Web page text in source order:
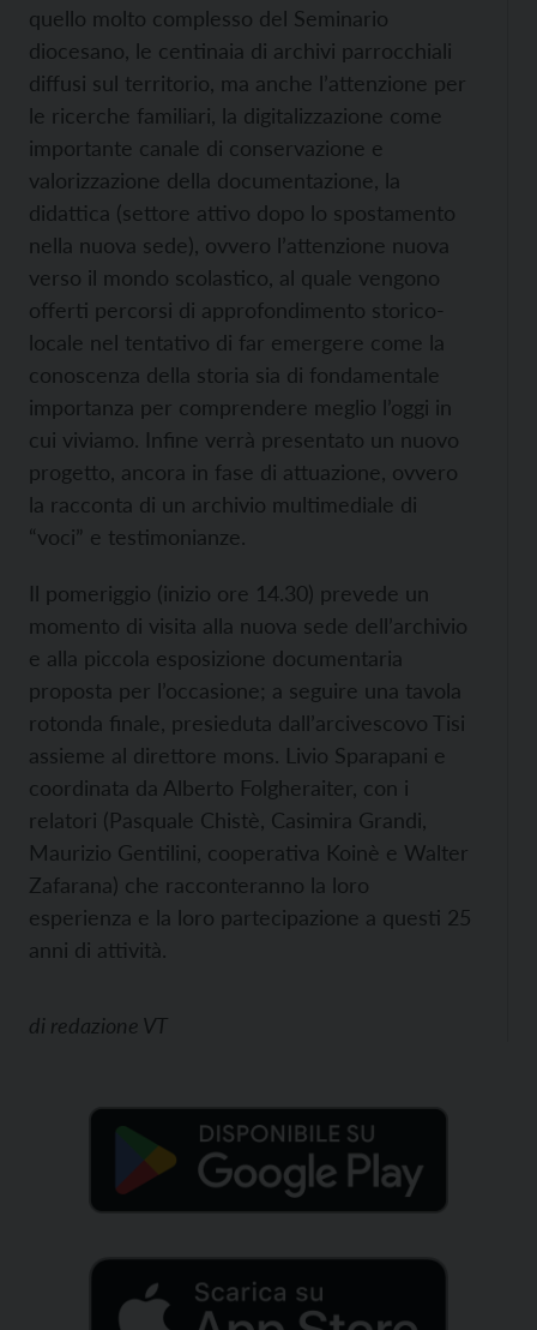
quello molto complesso del Seminario
diocesano, le centinaia di archivi parrocchiali
diffusi sul territorio, ma anche l’attenzione per
le ricerche familiari, la digitalizzazione come
importante canale di conservazione e
valorizzazione della documentazione, la
didattica (settore attivo dopo lo spostamento
nella nuova sede), ovvero l’attenzione nuova
verso il mondo scolastico, al quale vengono
offerti percorsi di approfondimento storico-
locale nel tentativo di far emergere come la
conoscenza della storia sia di fondamentale
importanza per comprendere meglio l’oggi in
cui viviamo. Infine verrà presentato un nuovo
progetto, ancora in fase di attuazione, ovvero
la racconta di un archivio multimediale di
“voci” e testimonianze.
Il pomeriggio (inizio ore 14.30) prevede un
momento di visita alla nuova sede dell’archivio
e alla piccola esposizione documentaria
proposta per l’occasione; a seguire una tavola
rotonda finale, presieduta dall’arcivescovo Tisi
assieme al direttore mons. Livio Sparapani e
coordinata da Alberto Folgheraiter, con i
relatori (Pasquale Chistè, Casimira Grandi,
Maurizio Gentilini, cooperativa Koinè e Walter
Zafarana) che racconteranno la loro
esperienza e la loro partecipazione a questi 25
anni di attività.
di redazione VT